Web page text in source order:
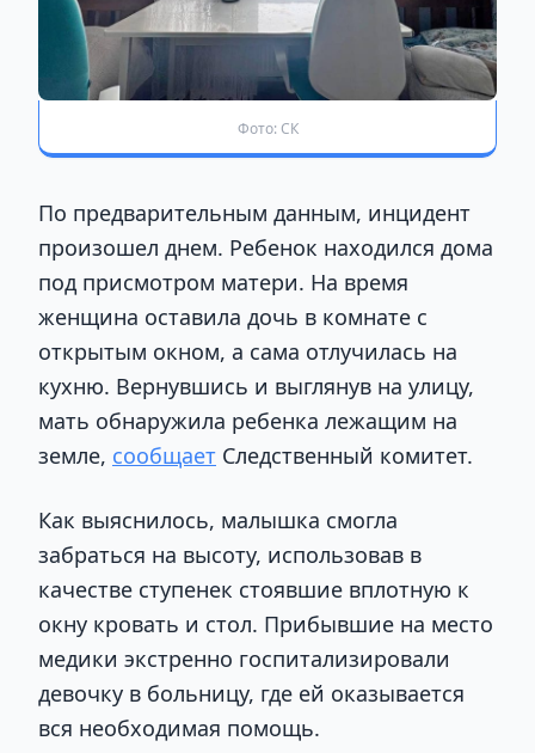
Фото: СК
По предварительным данным, инцидент
произошел днем. Ребенок находился дома
под присмотром матери. На время
женщина оставила дочь в комнате с
открытым окном, а сама отлучилась на
кухню. Вернувшись и выглянув на улицу,
мать обнаружила ребенка лежащим на
земле, сообщает Следственный комитет.
Как выяснилось, малышка смогла
забраться на высоту, использовав в
качестве ступенек стоявшие вплотную к
окну кровать и стол. Прибывшие на место
медики экстренно госпитализировали
девочку в больницу, где ей оказывается
вся необходимая помощь.